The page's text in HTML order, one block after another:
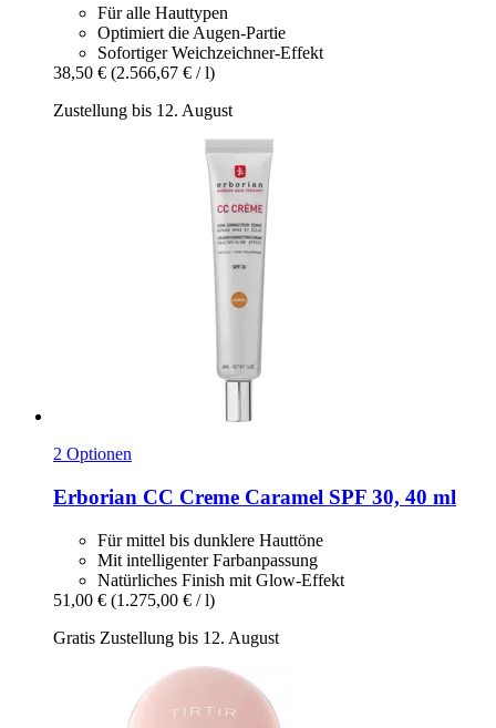
Für alle Hauttypen
Optimiert die Augen-Partie
Sofortiger Weichzeichner-Effekt
38,50 € (2.566,67 € / l)
Zustellung bis 12. August
2 Optionen
Erborian CC Creme Caramel SPF 30, 40 ml
Für mittel bis dunklere Hauttöne
Mit intelligenter Farbanpassung
Natürliches Finish mit Glow-Effekt
51,00 € (1.275,00 € / l)
Gratis Zustellung bis 12. August